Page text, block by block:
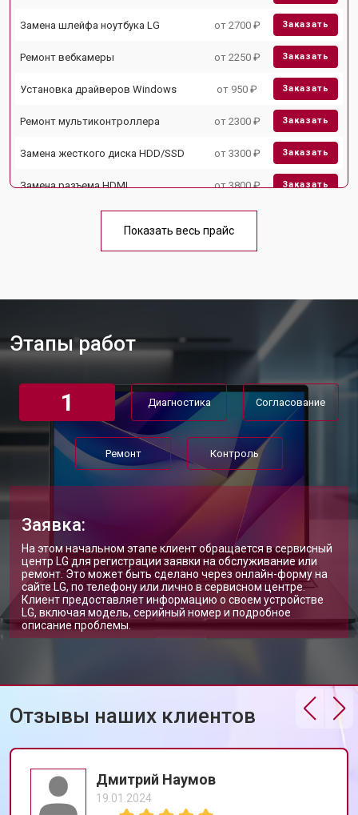
Замена шлейфа ноутбука LG от 2700 ₽ Заказать
Ремонт вебкамеры от 2250 ₽ Заказать
Установка драйверов Windows от 950 ₽ Заказать
Ремонт мультиконтроллера от 2300 ₽ Заказать
Замена жесткого диска HDD/SSD от 3300 ₽ Заказать
Замена разъема HDMI от 3800 ₽ Заказать
Замена клавиатуры от 2900 ₽
Заказать
Замена матрицы ноутбука LG
Ремонт цепи питания от 3500 ₽ Заказать
Замена USB порта от 2200 ₽ Заказать
Замена звуковой карты от 1700 ₽
от 2600 ₽
от 2600 ₽
Замена оперативной памяти от 1100 ₽ Заказать
Прошивка BIOS ноутбука LG от 1500 ₽ Заказать
Замена северного моста от 3500 ₽ Заказать
Показать весь прайс
Этапы работ
1 Диагностика Согласование
Ремонт Контроль
Заявка:
На этом начальном этапе клиент обращается в сервисный
центр LG для регистрации заявки на обслуживание или
ремонт. Это может быть сделано через онлайн-форму на
сайте LG, по телефону или лично в сервисном центре.
Клиент предоставляет информацию о своем устройстве
LG, включая модель, серийный номер и подробное
описание проблемы.
Отзывы наших клиентов
Дмитрий Наумов
19.01.2024